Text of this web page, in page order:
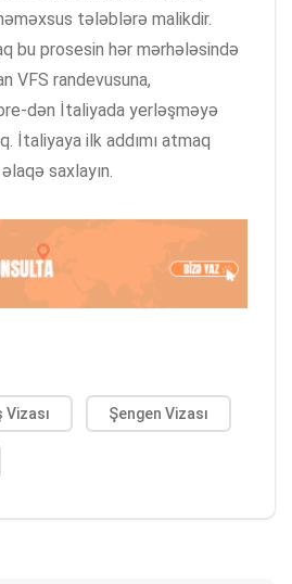
tələblərə malikdir.
bu prosesin hər mərhələsində
VFS randevusuna,
dən İtaliyada yerləşməyə
İtaliyaya ilk addımı atmaq
saxlayın.
Vizası Şengen Vizası